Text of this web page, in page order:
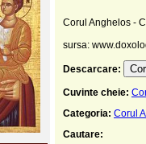
Corul Anghelos -
sursa:
Descarcare:
Cuvinte cheie:
Categoria: Corul
Cautare: